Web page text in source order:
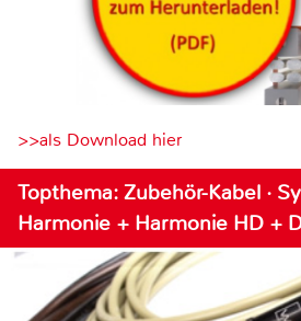
>>als Download hier
Topthema: Zubehör-Kabel ·
Harmonie + Harmonie HD +